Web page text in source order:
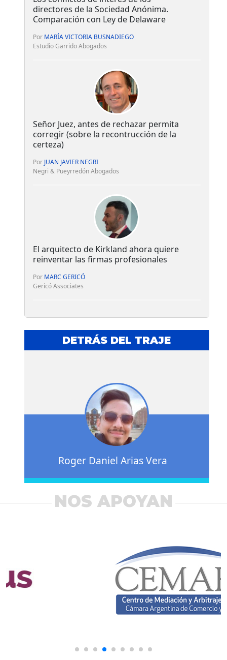
directores de la Sociedad Anónima.
Comparación con Ley de Delaware
Por MARÍA VICTORIA BUSNADIEGO
Estudio Garrido Abogados
Señor Juez, antes de rechazar permita
corregir (sobre la recontrucción de la
certeza)
Por JUAN JAVIER NEGRI
Negri & Pueyrredón Abogados
El arquitecto de Kirkland ahora quiere
reinventar las firmas profesionales
Por MARC GERICÓ
Gericó Associates
DETRÁS DEL TRAJE
Roger Daniel Arias Vera
NOS APOYAN